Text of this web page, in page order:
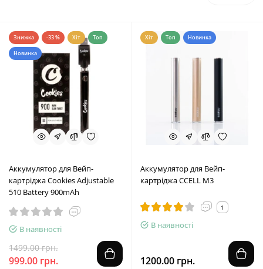
Знижка -33 % Хіт Топ
Новинка
Аккумулятор для Вейп-
картріджа Cookies Adjustable
510 Battery 900mAh
В наявності
1499.00 грн.
999.00 грн.
Хіт Топ Новинка
Аккумулятор для Вейп-
картріджа CCELL M3
1
В наявності
1200.00 грн.